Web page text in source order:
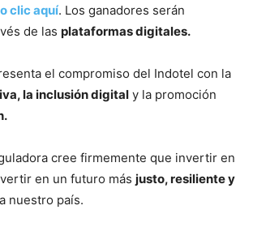
clic aquí. Los ganadores serán
de las plataformas digitales.
el compromiso del Indotel con la
la inclusión digital y la promoción
cree firmemente que invertir en
en un futuro más justo, resiliente y
nuestro país.